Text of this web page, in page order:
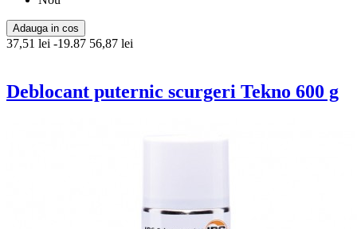
Adauga in cos
37,51 lei -19.87 56,87 lei
Deblocant puternic scurgeri Tekno 600 g